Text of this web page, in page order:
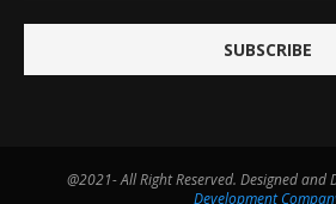
@2021- All Right Reserved. Designed and
Development